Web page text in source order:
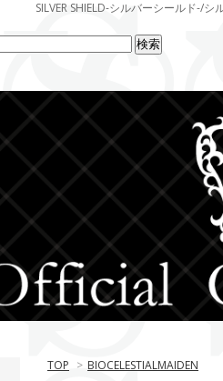
SILVER SHIELD-シルバーシールド-/
TOP > BIOCELESTIALMAIDEN